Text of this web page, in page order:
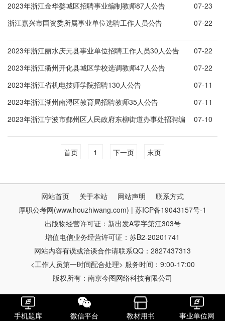
2023年浙江金华婺城区招聘事业编制教师87人公告
07-23
浙江嘉兴市国资委所属事业单位选聘工作人员公告
07-22
2023年浙江丽水庆元县事业单位招聘工作人员30人公告
07-22
2023年浙江衢州开化县城区学校选调教师47人公告
07-22
2023年浙江省机电技师学院招聘130人公告
07-11
2023年浙江湖州南浔区教育局招聘教师35人公告
07-11
2023年浙江宁波市鄞州区人民政府东柳街道办事处招聘编
07-10
首页 1 下一页 末页
网站首页 关于本站 网站声明
联系方式
厚职公考网(www.houzhiwang.com) | 苏ICP备19043157号-1
出版物经营许可证：新出发A零字第江303号
增值电信业务经营许可证：苏B2-20201741
网站内容有误或洽谈合作请联系QQ：2827437313
<工作人员第一时间配合处理> 服务时间：9:00-17:00
版权所有：南京今图网络科技有限公司
手机题库 微信平台 教材用书 事业单位网